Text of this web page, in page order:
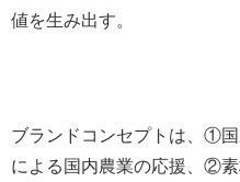
値を生み出す。
ブランドコンセプトは、①
による国内農業の応援、②